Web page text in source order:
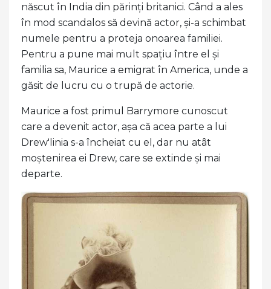
născut în India din părinți britanici. Când a ales
în mod scandalos să devină actor, și-a schimbat
numele pentru a proteja onoarea familiei.
Pentru a pune mai mult spațiu între el și
familia sa, Maurice a emigrat în America, unde a
găsit de lucru cu o trupă de actorie.
Maurice a fost primul Barrymore cunoscut
care a devenit actor, așa că acea parte a lui
Drew'linia s-a încheiat cu el, dar nu atât
moștenirea ei Drew, care se extinde și mai
departe.